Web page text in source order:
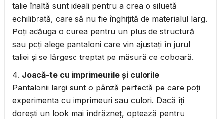
talie înaltă sunt ideali pentru a crea o siluetă
echilibrată, care să nu fie înghițită de materialul larg.
Poți adăuga o curea pentru un plus de structură
sau poți alege pantaloni care vin ajustați în jurul
taliei și se lărgesc treptat pe măsură ce coboară.
Joacă-te cu imprimeurile și culorile
Pantalonii largi sunt o pânză perfectă pe care poți
experimenta cu imprimeuri sau culori. Dacă îți
dorești un look mai îndrăzneț, optează pentru